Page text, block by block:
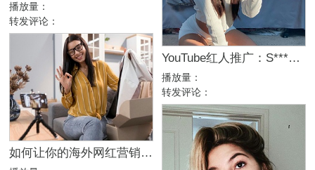
播放量：
转发评论：
YouTube红人推广：S***n｜美国 生活
播放量：
转发评论：
如何让你的海外网红营销事半功倍？大部分跨境卖家都会忽略这7点……